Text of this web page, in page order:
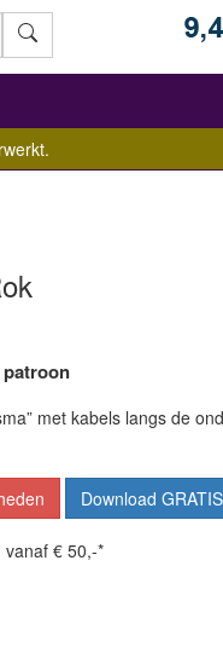
Zoeken
met kabels langs de
Download
vanaf € 50,-*